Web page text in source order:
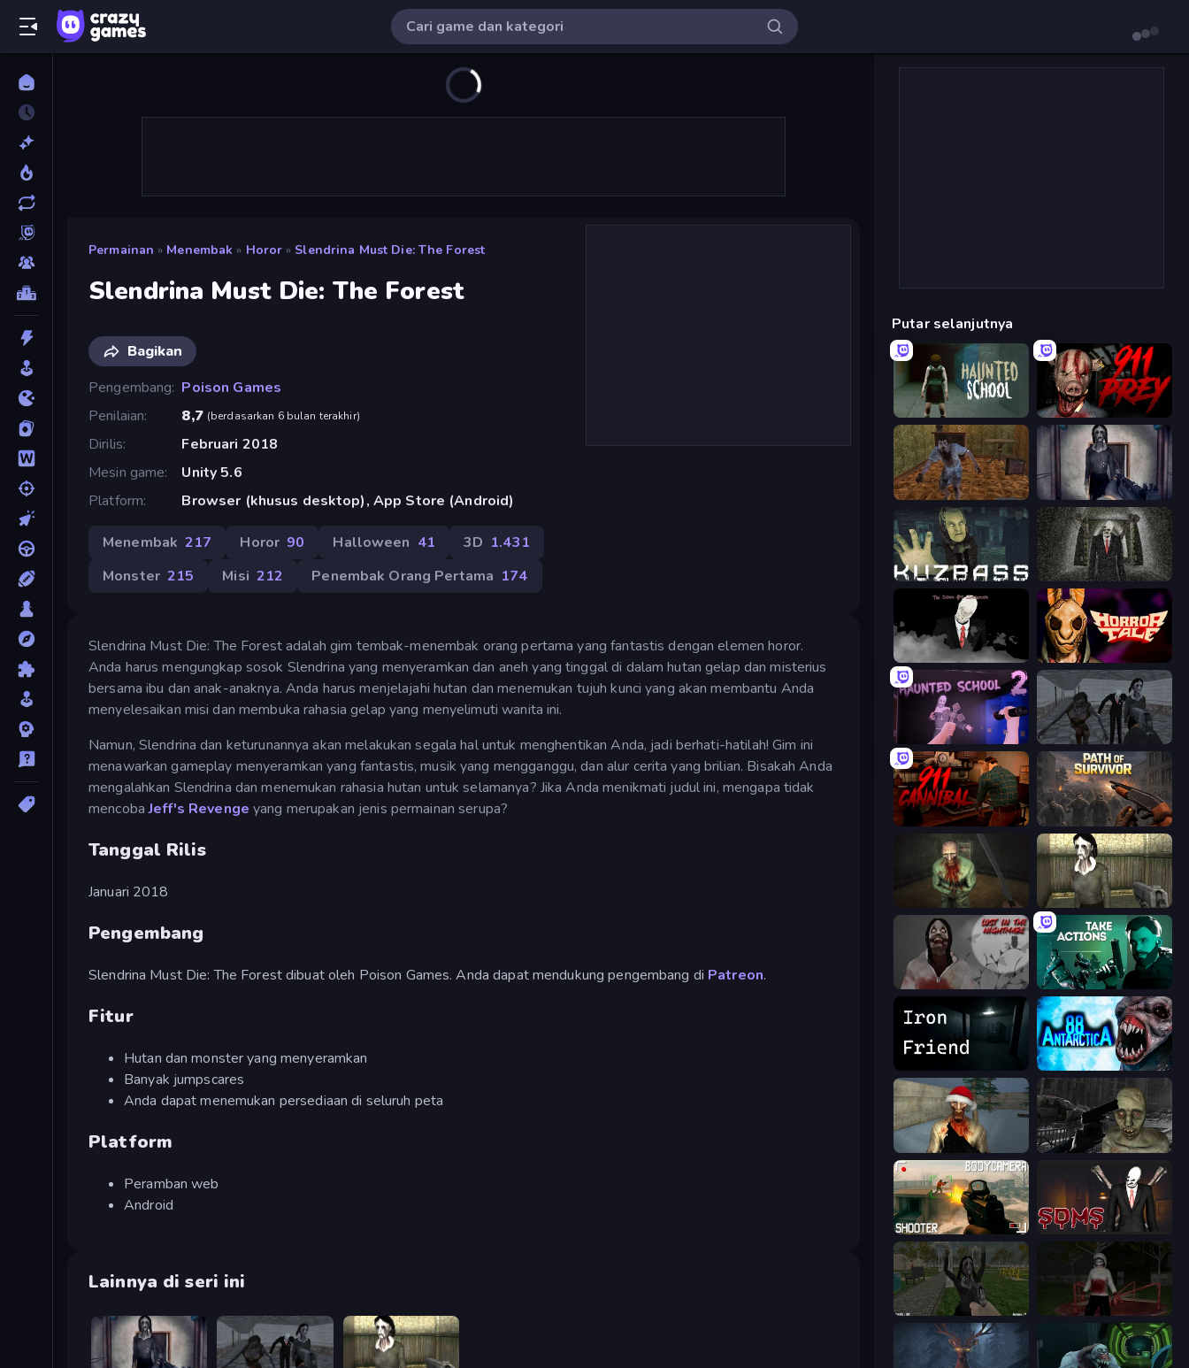
Permainan » Menembak » Horor » Slendrina Must Die: The Forest
Slendrina Must Die: The Forest
Bagikan
Pengembang Poison Games
Penilaian
8,7 (berdasarkan 6 bulan terakhir)
Dirilis
Februari 2018
Mesin game
Unity 5.6
Platform
Browser (khusus desktop), App Store (Android)
Menembak 217 Horor 90 Halloween 41 3D 1.431
Monster 215 Misi 212 Penembak Orang Pertama 174
Slendrina Must Die: The Forest adalah gim tembak-menembak orang pertama yang fantastis dengan elemen horor.
Anda harus mengungkap sosok Slendrina yang menyeramkan dan aneh yang tinggal di dalam hutan gelap dan misterius
bersama ibu dan anak-anaknya. Anda harus menjelajahi hutan dan menemukan tujuh kunci yang akan membantu Anda
menyelesaikan misi dan membuka rahasia gelap yang menyelimuti wanita ini.
Namun, Slendrina dan keturunannya akan melakukan segala hal untuk menghentikan Anda, jadi berhati-hatilah! Gim ini
menawarkan gameplay menyeramkan yang fantastis, musik yang mengganggu, dan alur cerita yang brilian. Bisakah Anda
mengalahkan Slendrina dan menemukan rahasia hutan untuk selamanya? Jika Anda menikmati judul ini, mengapa tidak
mencobaJeff's Revenge yang merupakan jenis permainan serupa?
Tanggal Rilis
Januari 2018
Pengembang
Slendrina Must Die: The Forest dibuat oleh Poison Games. Anda dapat mendukung pengembang di Patreon.
Fitur
Hutan dan monster yang menyeramkan
Banyak jumpscares
Anda dapat menemukan persediaan di seluruh peta
Platform
Peramban web
Android
Lainnya di seri ini
Putar selanjutnya
Haunted School 911: Prey
Creepy Granny Scream: Scary Freddy Slendrina Must Die: The Cellar
Kuzbass Horror Slenderman Must Die: Underground Bunker
The Dawn of Slenderman Horror Tale
Haunted School 2 Slendrina Must Die: The School
911: Cannibal Path of Survivor
Shoot Your Nightmare: The Beginning Slendrina Must Die: The House
Jeff The Killer: Lost in the Nightmare Take Actions
Antarctica 88
C-Virus Game: Outbreak
BodyCamera Shooter Slenderman Must Die: Sanatorium 2021
While We Sleep: Slendrina Is Here Jeff the Killer: Horrendous Smile